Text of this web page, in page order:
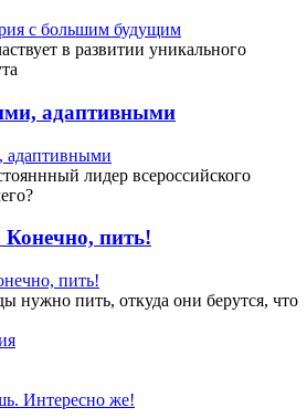
в развитии уникального
адаптивными
лидер всероссийского
пить!
нужно пить, откуда они берутся, что